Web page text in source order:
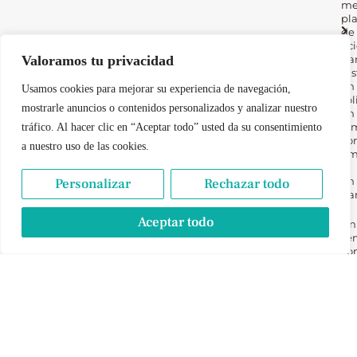
Valoramos tu privacidad
Usamos cookies para mejorar su experiencia de navegación,
mostrarle anuncios o contenidos personalizados y analizar nuestro
tráfico. Al hacer clic en “Aceptar todo” usted da su consentimiento
a nuestro uso de las cookies.
Personalizar Rechazar todo
Aceptar todo
de
en
en
en
Un